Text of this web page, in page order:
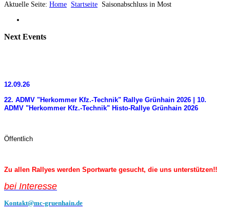
Aktuelle Seite: Home Startseite Saisonabschluss in Most
Next Events
12.09.26
22. ADMV "Herkommer Kfz.-Technik" Rallye Grünhain 2026 | 10.
ADMV "Herkommer Kfz.-Technik" Histo-Rallye Grünhain 2026
Öffentlich
Zu allen Rallyes werden Sportwarte gesucht, die uns unterstützen!!
bei Interesse
Kontakt@mc-gruenhain.de